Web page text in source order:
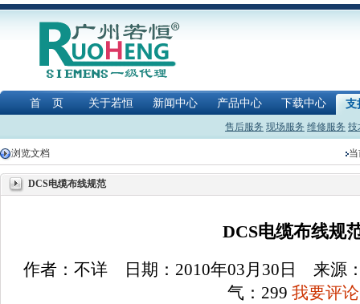
首 页 关于若恒 新闻中心 产品中心 下载中心 支
售后服务 现场服务 维修服务 技
浏览文档
DCS电缆布线规范
DCS电缆布线规
作者：不详 日期：2010年03月30日 来
气： 299 我要评